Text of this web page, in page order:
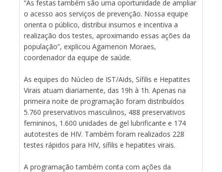
“As festas também são uma oportunidade de ampliar
o acesso aos serviços de prevenção. Nossa equipe
orienta o público, distribui insumos e incentiva a
realização dos testes, aproximando essas ações da
população”, explicou Agamenon Moraes,
coordenador da equipe de saúde.
As equipes do Núcleo de IST/Aids, Sífilis e Hepatites
Virais atuam diariamente, das 19h à 1h. Apenas na
primeira noite de programação foram distribuídos
5.760 preservativos masculinos, 488 preservativos
femininos, 1.600 unidades de gel lubrificante e 174
autotestes de HIV. Também foram realizados 228
testes rápidos para HIV, sífilis e hepatites virais.
A programação também conta com ações da